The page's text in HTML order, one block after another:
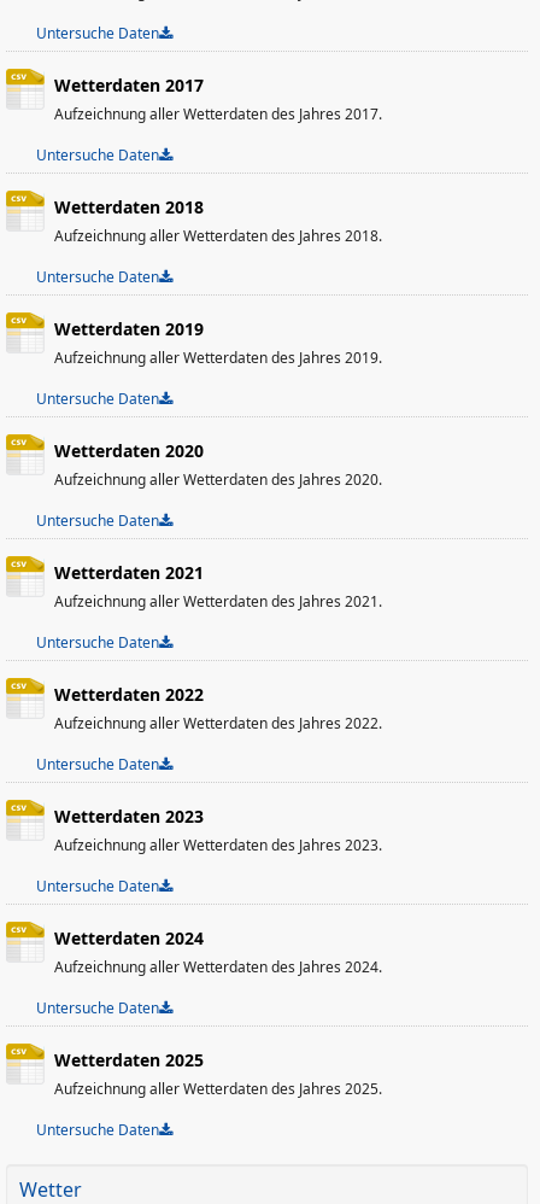
Untersuche Daten
Wetterdaten 2017
Aufzeichnung aller Wetterdaten des Jahres 2017.
Untersuche Daten
Wetterdaten 2018
Aufzeichnung aller Wetterdaten des Jahres 2018.
Untersuche Daten
Wetterdaten 2019
Aufzeichnung aller Wetterdaten des Jahres 2019.
Untersuche Daten
Wetterdaten 2020
Aufzeichnung aller Wetterdaten des Jahres 2020.
Untersuche Daten
Wetterdaten 2021
Aufzeichnung aller Wetterdaten des Jahres 2021.
Untersuche Daten
Wetterdaten 2022
Aufzeichnung aller Wetterdaten des Jahres 2022.
Untersuche Daten
Wetterdaten 2023
Aufzeichnung aller Wetterdaten des Jahres 2023.
Untersuche Daten
Wetterdaten 2024
Aufzeichnung aller Wetterdaten des Jahres 2024.
Untersuche Daten
Wetterdaten 2025
Aufzeichnung aller Wetterdaten des Jahres 2025.
Untersuche Daten
Wetter